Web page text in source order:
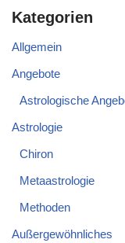
Kategorien
Allgemein
Angebote
Astrologische
Astrologie
Chiron
Metaastrologie
Methoden
Außergewöhnliches